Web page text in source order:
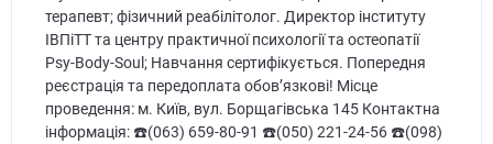
терапевт; фізичний реабілітолог. Директор інституту
ІВПіТТ та центру практичної психології та остеопатії
Psy-Body-Soul; Навчання сертифікується. Попередня
реєстрація та передоплата обов’язкові! Місце
проведення: м. Київ, вул. Борщагівська 145 Контактна
інформація: ☎️(063) 659-80-91 ☎️(050) 221-24-56 ☎️(098)